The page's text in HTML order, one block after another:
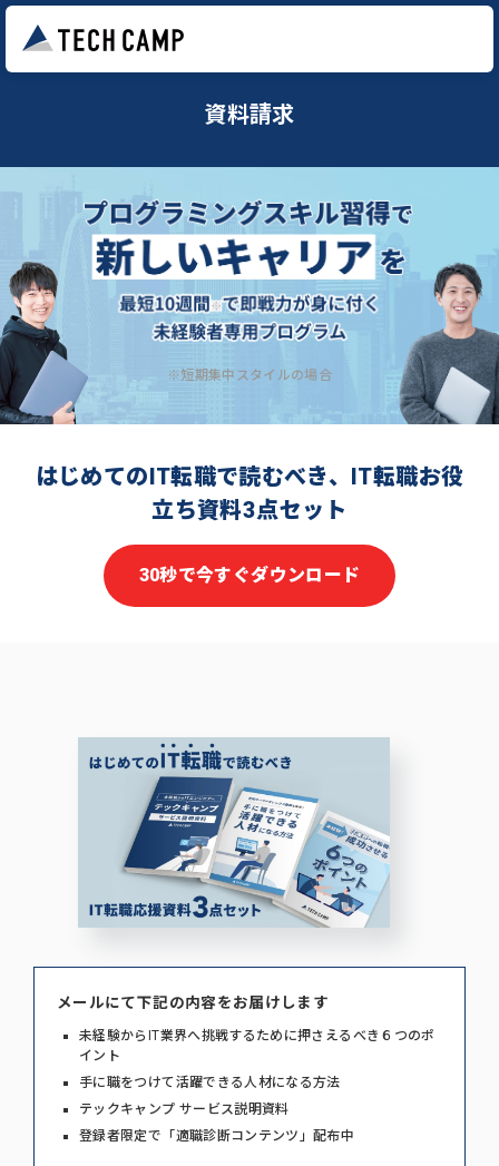
資料請求
※短期集中スタイルの場合
はじめてのIT転職で読むべき、IT転職お役
立ち資料3点セット
30秒で今すぐダウンロード
メールにて下記の内容をお届けします
未経験からIT業界へ挑戦するために押さえるべき６つのポ
イント
手に職をつけて活躍できる人材になる方法
テックキャンプ サービス説明資料
登録者限定で「適職診断コンテンツ」配布中